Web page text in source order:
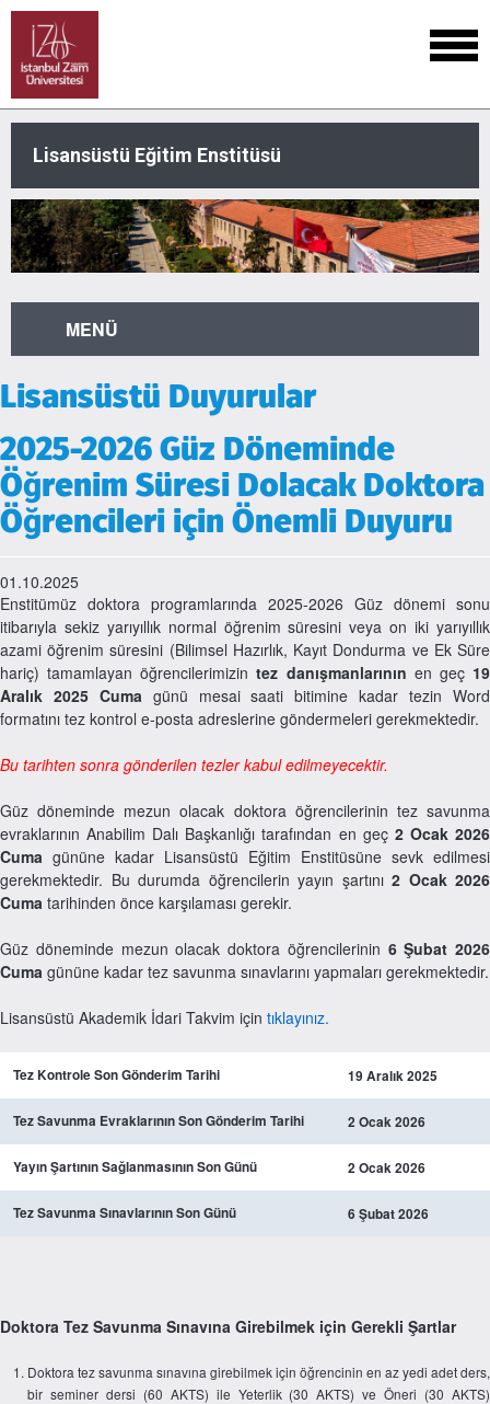
Lisansüstü Eğitim Enstitüsü
MENÜ
Lisansüstü Duyurular
2025-2026 Güz Döneminde
Öğrenim Süresi Dolacak Doktora
Öğrencileri için Önemli Duyuru
01.10.2025
Enstitümüz doktora programlarında 2025-2026 Güz dönemi sonu
itibarıyla sekiz yarıyıllık normal öğrenim süresini veya on iki yarıyıllık
azami öğrenim süresini (Bilimsel Hazırlık, Kayıt Dondurma ve Ek Süre
hariç) tamamlayan öğrencilerimizintez danışmanlarının en geç 19
Aralık 2025 Cuma günü mesai saati bitimine kadar tezin Word
formatını tez kontrol e-posta adreslerine göndermeleri gerekmektedir.
Bu tarihten sonra gönderilen tezler kabul edilmeyecektir.
Güz döneminde mezun olacak doktora öğrencilerinin tez savunma
evraklarının Anabilim Dalı Başkanlığı tarafından en geç 2 Ocak 2026
Cuma gününe kadar Lisansüstü Eğitim Enstitüsüne sevk edilmesi
gerekmektedir. Bu durumda öğrencilerin yayın şartını 2 Ocak 2026
Cuma tarihinden önce karşılaması gerekir.
Güz döneminde mezun olacak doktora öğrencilerinin 6 Şubat 2026
Cuma gününe kadar tez savunma sınavlarını yapmaları gerekmektedir.
Lisansüstü Akademik İdari Takvim için tıklayınız.
Tez Kontrole Son Gönderim Tarihi 19 Aralık 2025
Tez Savunma Evraklarının Son Gönderim Tarihi 2 Ocak 2026
Yayın Şartının Sağlanmasının Son Günü 2 Ocak 2026
Tez Savunma Sınavlarının Son Günü 6 Şubat 2026
Doktora Tez Savunma Sınavına Girebilmek için Gerekli Şartlar
Doktora tez savunma sınavına girebilmek için öğrencinin en az yedi adet ders,
bir seminer dersi (60 AKTS) ile Yeterlik (30 AKTS) ve Öneri (30 AKTS)